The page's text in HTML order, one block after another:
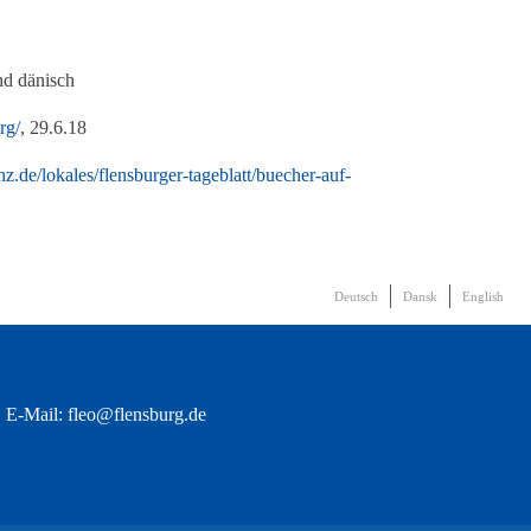
dänisch
, 29.6.18
lokales/flensburger-tageblatt/buecher-auf-
Deutsch Dansk English
E-Mail: fleo@flensburg.de